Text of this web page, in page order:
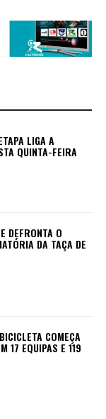
LIGA A
QUINTA-FEIRA
DEFRONTA O
DA TAÇA DE
COMEÇA
17 EQUIPAS E 119